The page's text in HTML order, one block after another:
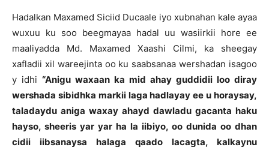
Hadalkan Maxamed Siciid Ducaale iyo xubnahan kale ayaa
wuxuu ku soo beegmayaa hadal uu wasiirkii hore ee
maaliyadda Md. Maxamed Xaashi Cilmi, ka sheegay
xafladii xil wareejinta oo ku saabsanaa wershadan isagoo
y idhi “Anigu waxaan ka mid ahay guddidii loo diray
wershada sibidhka markii laga hadlayay ee u horaysay,
taladaydu aniga waxay ahayd dawladu gacanta haku
hayso, sheeris yar yar ha la iibiyo, oo dunida oo dhan
cidii iibsanaysa halaga qaado lacagta, kalkaynu